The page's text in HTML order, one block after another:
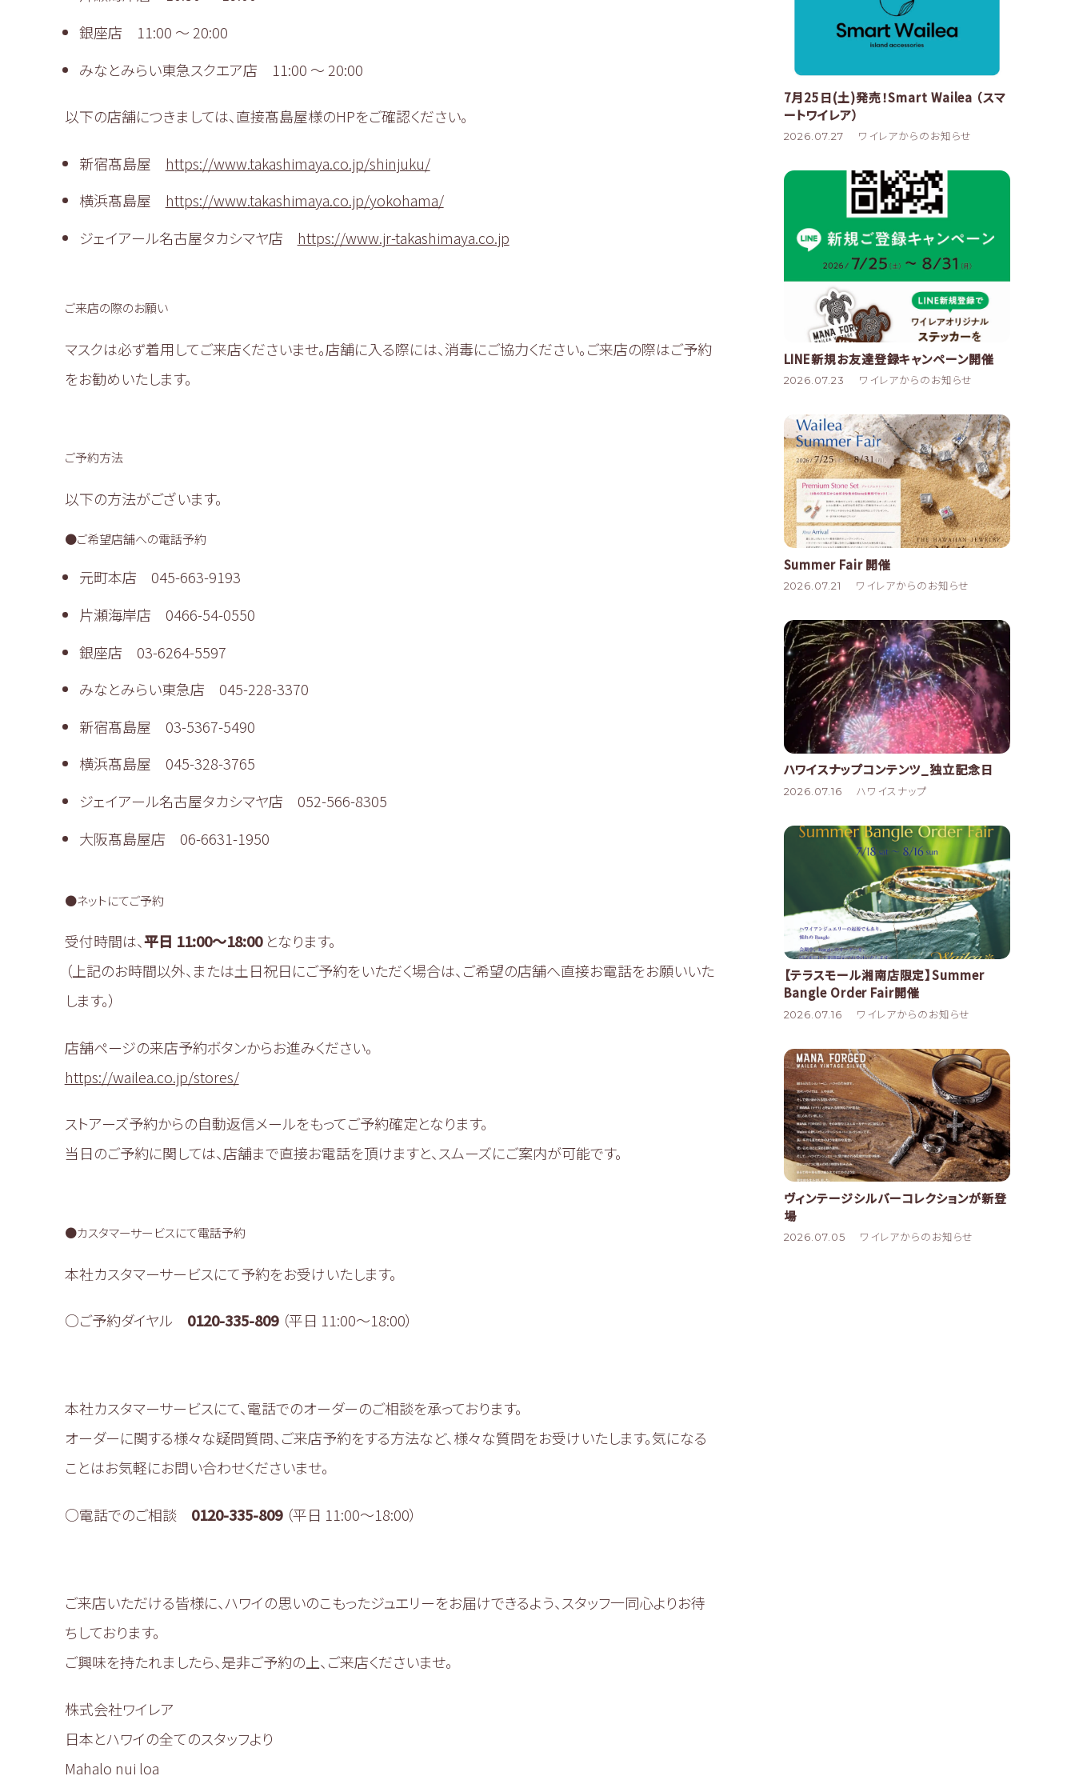
銀座店 11:00 〜 20:00
みなとみらい東急スクエア店 11:00 ～ 20:00
以下の店舗につきましては、直接髙島屋様のHPをご確認ください。
新宿髙島屋 https://www.takashimaya.co.jp/shinjuku/
横浜髙島屋 https://www.takashimaya.co.jp/yokohama/
ジェイアール名古屋タカシマヤ店 https://www.jr-takashimaya.co.jp
ご来店の際のお願い
マスクは必ず着用してご来店くださいませ。店舗に入る際には、消毒にご協力ください。ご来店の際はご予約
をお勧めいたします。
ご予約方法
以下の方法がございます。
●ご希望店舗への電話予約
元町本店 045-663-9193
片瀬海岸店 0466-54-0550
銀座店 03-6264-5597
みなとみらい東急店 045-228-3370
新宿髙島屋 03-5367-5490
横浜髙島屋 045-328-3765
ジェイアール名古屋タカシマヤ店 052-566-8305
大阪髙島屋店 06-6631-1950
●ネットにてご予約
受付時間は、平日 11:00〜18:00となります。
（上記のお時間以外、または土日祝日にご予約をいただく場合は、ご希望の店舗へ直接お電話をお願いいた
します。）
店舗ページの来店予約ボタンからお進みください。
https://wailea.co.jp/stores/
ストアーズ予約からの自動返信メールをもってご予約確定となります。
当日のご予約に関しては、店舗まで直接お電話を頂けますと、スムーズにご案内が可能です。
●カスタマーサービスにて電話予約
本社カスタマーサービスにて予約をお受けいたします。
○ご予約ダイヤル 0120-335-809（平日 11:00〜18:00）
本社カスタマーサービスにて、電話でのオーダーのご相談を承っております。
オーダーに関する様々な疑問質問、ご来店予約をする方法など、様々な質問をお受けいたします。気になる
ことはお気軽にお問い合わせくださいませ。
○電話でのご相談 0120-335-809（平日 11:00〜18:00）
ご来店いただける皆様に、ハワイの思いのこもったジュエリーをお届けできるよう、スタッフ一同心よりお待
ちしております。
ご興味を持たれましたら、是非ご予約の上、ご来店くださいませ。
株式会社ワイレア
日本とハワイの全てのスタッフより
Mahalo nui loa
7月25日(土)発売！Smart Wailea （スマ
ートワイレア）
2026.07.27 ワイレアからのお知らせ
LINE新規お友達登録キャンペーン開催
2026.07.23 ワイレアからのお知らせ
Summer Fair 開催
2026.07.21 ワイレアからのお知らせ
ハワイスナップコンテンツ_独立記念日
2026.07.16 ハワイスナップ
【テラスモール湘南店限定】Summer
Bangle Order Fair開催
2026.07.16 ワイレアからのお知らせ
ヴィンテージシルバーコレクションが新登
場
2026.07.05 ワイレアからのお知らせ